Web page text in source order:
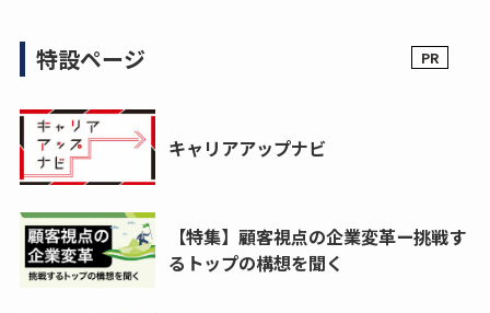
特設ページ
キャリアアップナビ
【特集】顧客視点の企業変革ー挑戦す
るトップの構想を聞く